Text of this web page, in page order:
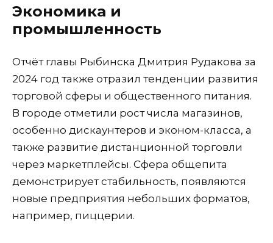
Экономика и
промышленность
Отчёт главы Рыбинска Дмитрия Рудакова за
2024 год также отразил тенденции развития
торговой сферы и общественного питания.
В городе отметили рост числа магазинов,
особенно дискаунтеров и эконом-класса, а
также развитие дистанционной торговли
через маркетплейсы. Сфера общепита
демонстрирует стабильность, появляются
новые предприятия небольших форматов,
например, пиццерии.